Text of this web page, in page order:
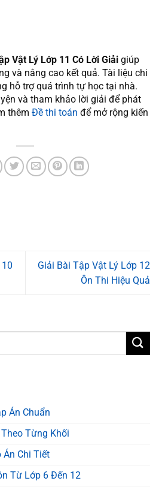
Vật Lý Lớp 11 Có Lời Giải giúp
và nâng cao kết quả. Tài liệu chi
hỗ trợ quá trình tự học tại nhà.
và tham khảo lời giải để phát
thêm Đề thi toán để mở rộng kiến
Giải Bài Tập Vật Lý Lớp 12
Ôn Thi Hiệu Quả
Án Chuẩn
Từng Khối
Án Chi Tiết
Từ Lớp 6 Đến 12